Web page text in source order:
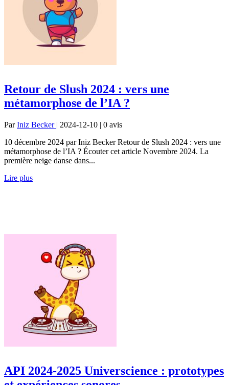
Retour de Slush 2024 : vers une
métamorphose de l’IA ?
ParIniz Becker | 2024-12-10 | 0 avis
10 décembre 2024 par Iniz Becker Retour de Slush 2024 : vers une
métamorphose de l’IA ? Écouter cet article Novembre 2024. La
première neige danse dans...
Lire plus
API 2024-2025 Universcience : prototypes